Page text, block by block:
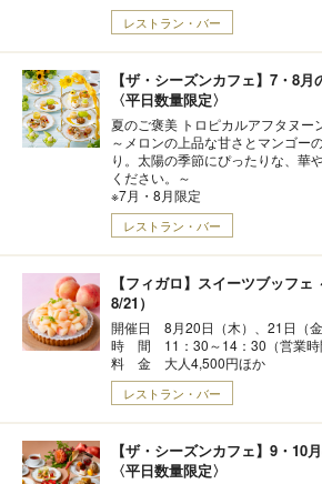
レストラン・バー
【ザ・シーズンカフェ】7・8
〈平日数量限定〉
夏のご褒美 トロピカルアフタヌー
～メロンの上品な甘さとマンゴー
り。太陽の季節にぴったりな、華
ください。～
※7月・8月限定
レストラン・バー
【フィガロ】スイーツブッフェ
8/21）
開催日 8月20日（木）、21日（金
時 間 11：30～14：30（営業時
料 金 大人4,500円ほか
レストラン・バー
【ザ・シーズンカフェ】9・10
〈平日数量限定〉